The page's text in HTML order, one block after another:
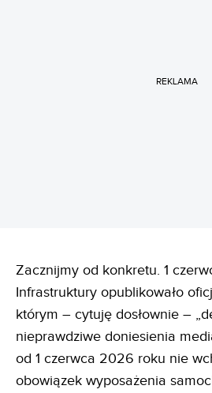
REKLAMA
Zacznijmy od konkretu. 1
Infrastruktury opublikowało
którym – cytuję dosłownie –
nieprawdziwe doniesienia
od 1 czerwca 2026 roku nie
obowiązek wyposażenia